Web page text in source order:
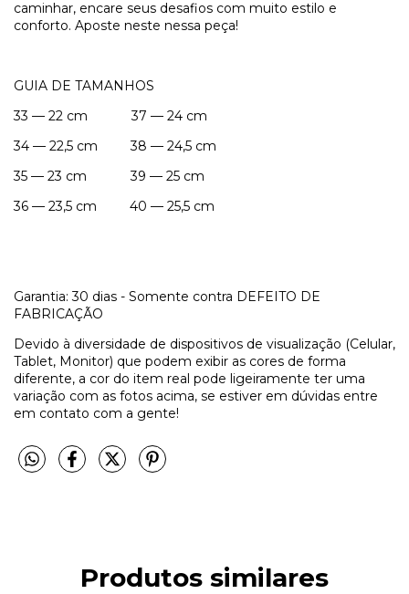
caminhar, encare seus desafios com muito estilo e
conforto. Aposte neste nessa peça!
GUIA DE TAMANHOS
33 — 22 cm 37 — 24 cm
34 — 22,5 cm 38 — 24,5 cm
35 — 23 cm 39 — 25 cm
36 — 23,5 cm 40 — 25,5 cm
Garantia: 30 dias - Somente contra DEFEITO DE
FABRICAÇÃO
Devido à diversidade de dispositivos de visualização (Celular,
Tablet, Monitor) que podem exibir as cores de forma
diferente, a cor do item real pode ligeiramente ter uma
variação com as fotos acima, se estiver em dúvidas entre
em contato com a gente!
Produtos similares